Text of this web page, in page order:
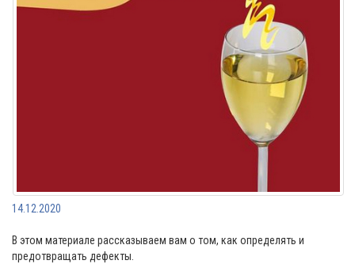
14.12.2020
В этом материале рассказываем вам о том, как определять и
предотвращать дефекты.